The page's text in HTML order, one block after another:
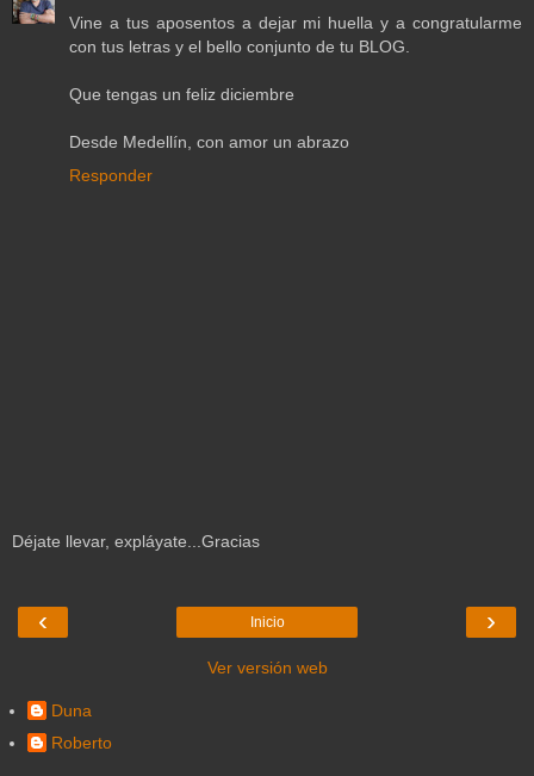
Vine a tus aposentos a dejar mi huella y a congratularme
con tus letras y el bello conjunto de tu BLOG.
Que tengas un feliz diciembre
Desde Medellín, con amor un abrazo
Responder
Déjate llevar, expláyate...Gracias
‹ ›
Inicio
Ver versión web
Duna
Roberto